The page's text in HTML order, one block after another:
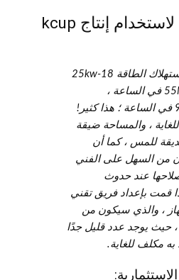
ما هو المطلوب لاستخدام إنتاج kcup
أولاً ، يأكل أكثر بكثير ، استهلاك الطاقة 18-25kw
، الهواء المضغوط 55NM3 في الساعة ،
والنيتروجين 65-95NM3 في الساعة ؛ هذا كثير!
، والمساحة ضيقة
للمس ، كما أن
من السهل على الفني
عند حدوث
قمت بإعداد فريق تقني
، والذي سيكون من
حيث يوجد عدد قليل جدًا
به مكلف للغاية.